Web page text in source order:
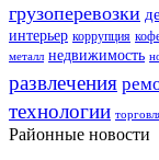
грузоперевозки
интерьер коррупция
металл недвижимость
развлечения
технологии
Районные новости